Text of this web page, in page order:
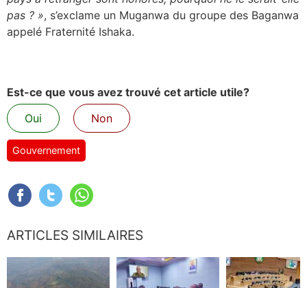
pas ? », s’exclame un Muganwa du groupe des Baganwa
appelé Fraternité Ishaka.
Est-ce que vous avez trouvé cet article utile?
Oui
Non
Gouvernement
ARTICLES SIMILAIRES